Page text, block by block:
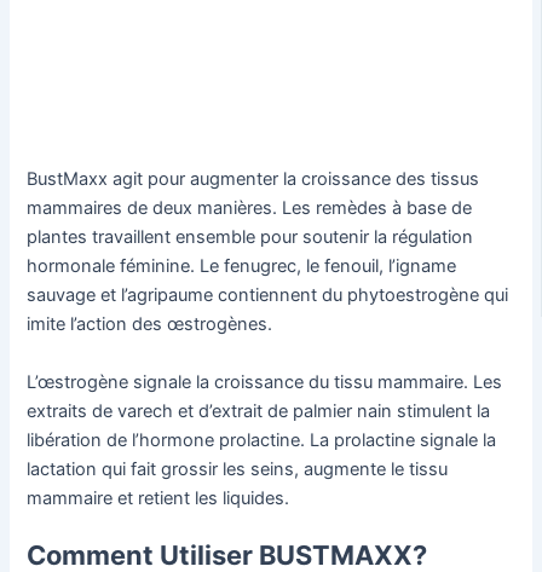
BustMaxx agit pour augmenter la croissance des tissus
mammaires de deux manières. Les remèdes à base de
plantes travaillent ensemble pour soutenir la régulation
hormonale féminine. Le fenugrec, le fenouil, l’igname
sauvage et l’agripaume contiennent du phytoestrogène qui
imite l’action des œstrogènes.
L’œstrogène signale la croissance du tissu mammaire. Les
extraits de varech et d’extrait de palmier nain stimulent la
libération de l’hormone prolactine. La prolactine signale la
lactation qui fait grossir les seins, augmente le tissu
mammaire et retient les liquides.
Comment Utiliser BUSTMAXX?